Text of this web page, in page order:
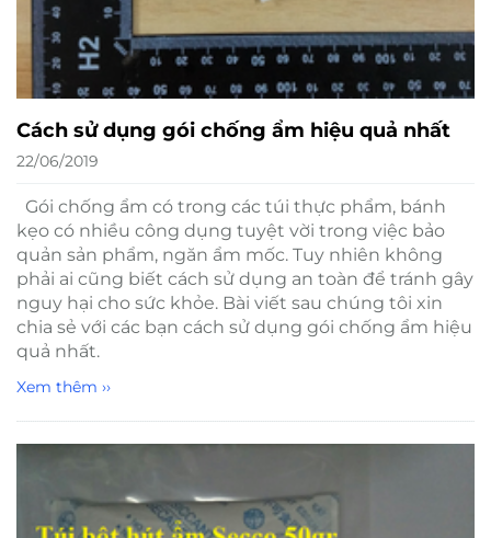
Cách sử dụng gói chống ẩm hiệu quả nhất
22/06/2019
Gói chống ẩm có trong các túi thực phẩm, bánh
kẹo có nhiều công dụng tuyệt vời trong việc bảo
quản sản phẩm, ngăn ẩm mốc. Tuy nhiên không
phải ai cũng biết cách sử dụng an toàn để tránh gây
nguy hại cho sức khỏe. Bài viết sau chúng tôi xin
chia sẻ với các bạn cách sử dụng gói chống ẩm hiệu
quả nhất.
Xem thêm ››